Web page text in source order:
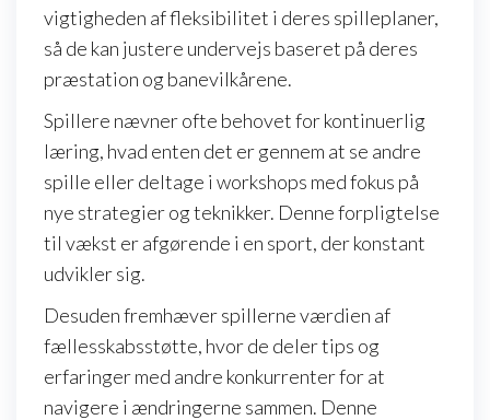
vigtigheden af fleksibilitet i deres spilleplaner,
så de kan justere undervejs baseret på deres
præstation og banevilkårene.
Spillere nævner ofte behovet for kontinuerlig
læring, hvad enten det er gennem at se andre
spille eller deltage i workshops med fokus på
nye strategier og teknikker. Denne forpligtelse
til vækst er afgørende i en sport, der konstant
udvikler sig.
Desuden fremhæver spillerne værdien af
fællesskabsstøtte, hvor de deler tips og
erfaringer med andre konkurrenter for at
navigere i ændringerne sammen. Denne